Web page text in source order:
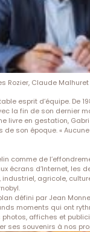
Rozier, Claude
esprit d’équipe. De
la fin de son dernier
livre en gestation,
son époque. «
comme de
écrans d’Internet, les
agricole,
défini par Jean
moments qui ont
affiches et
ses souvenirs à nos